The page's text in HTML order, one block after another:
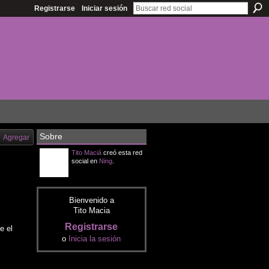
Registrarse Iniciar sesión
Agregar
el
Sobre
Tito Maciácreó esta red
social en Ning.
Bienvenido a
Tito Macia
Registrarse
o Inicia la sesión